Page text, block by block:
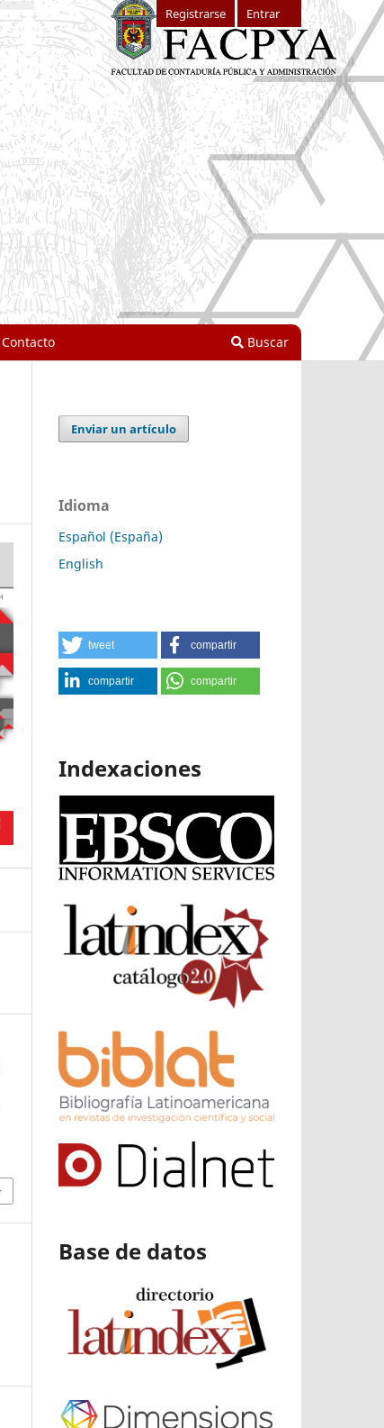
Contacto Buscar
Registrarse Entrar
Enviar un artículo
Idioma
Español (España)
English
tweet compartir
compartir compartir
Indexaciones
Base de datos